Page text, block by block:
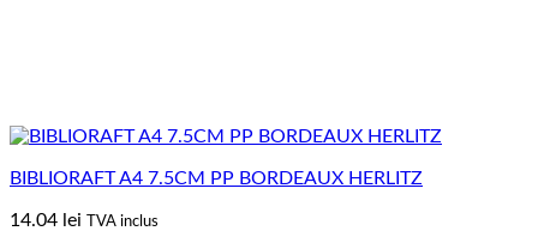
BIBLIORAFT A4 7.5CM PP BORDEAUX HERLITZ
14.04 lei TVA inclus